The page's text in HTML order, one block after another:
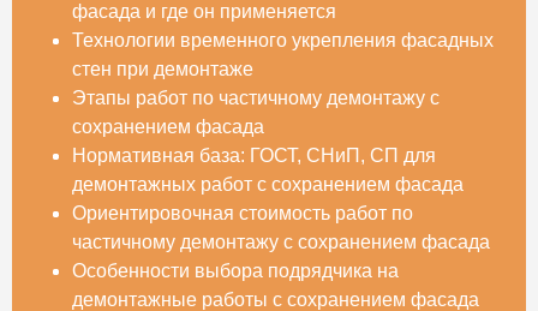
фасада и где он применяется
Технологии временного укрепления фасадных
стен при демонтаже
Этапы работ по частичному демонтажу с
сохранением фасада
Нормативная база: ГОСТ, СНиП, СП для
демонтажных работ с сохранением фасада
Ориентировочная стоимость работ по
частичному демонтажу с сохранением фасада
Особенности выбора подрядчика на
демонтажные работы с сохранением фасада